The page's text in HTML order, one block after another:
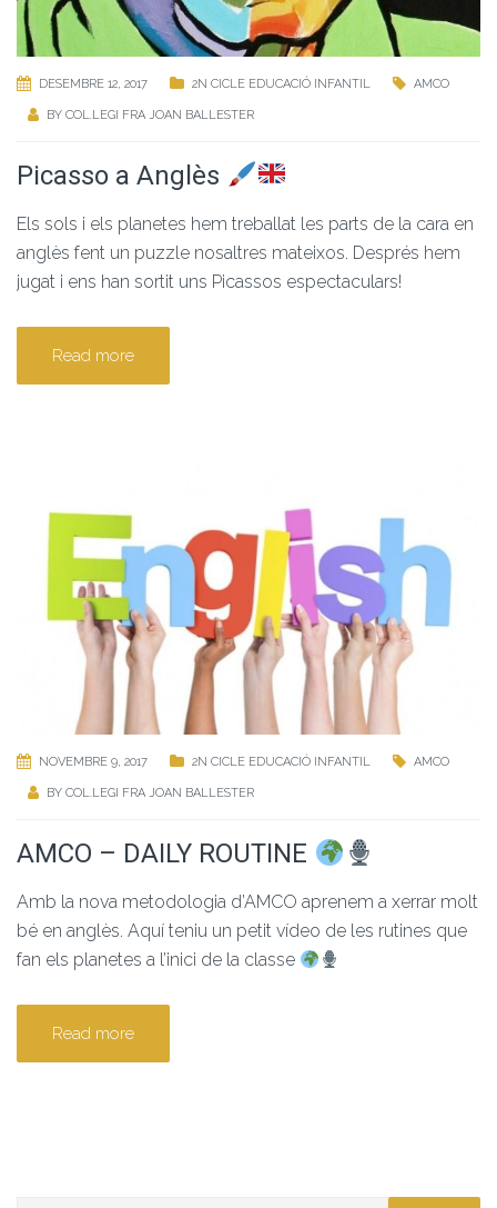
DESEMBRE 12, 2017 2N CICLE EDUCACIÓ INFANTIL AMCO
BY COL.LEGI FRA JOAN BALLESTER
Picasso a Anglès
Els sols i els planetes hem treballat les parts de la cara en
anglès fent un puzzle nosaltres mateixos. Després hem
jugat i ens han sortit uns Picassos espectaculars!
Read more
NOVEMBRE 9, 2017 2N CICLE EDUCACIÓ INFANTIL AMCO
BY COL.LEGI FRA JOAN BALLESTER
AMCO – DAILY ROUTINE
Amb la nova metodologia d’AMCO aprenem a xerrar molt
bé en anglès. Aquí teniu un petit vídeo de les rutines que
fan els planetes a l’inici de la classe
Read more